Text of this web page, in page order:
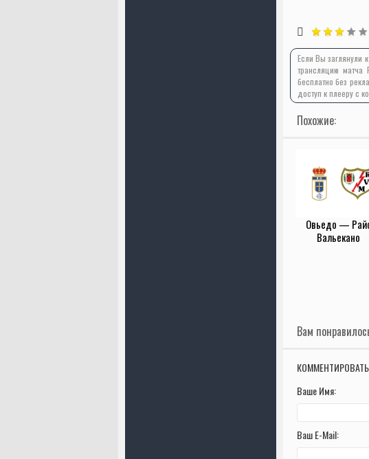
Если Вы заглянули
трансляцию
бесплатно без
доступ к плееру с
Похожие:
Овьедо —
Вальекано
Вам
Ваше Имя:
Ваш E-Mail: